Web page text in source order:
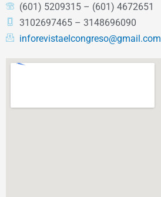
(601) 5209315 – (601) 4672651
3102697465 – 3148696090
inforevistaelcongreso@gmail.com